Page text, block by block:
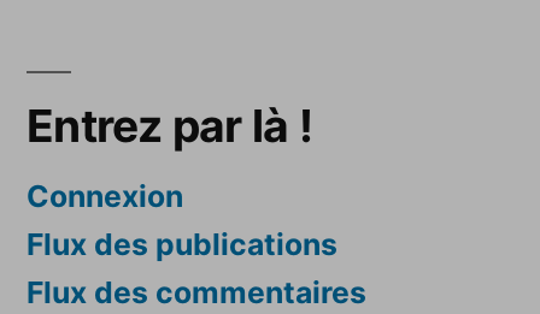
Entrez par là !
Connexion
Flux des publications
Flux des commentaires